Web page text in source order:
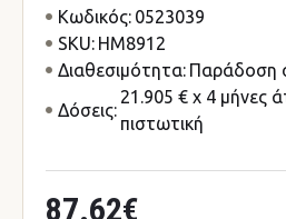
87.62€
Κωδικός: 0523039
SKU: HM8912
Διαθεσιμότητα: Παράδοση
Δόσεις:
21.905 € x 4 μήνες
πιστωτική